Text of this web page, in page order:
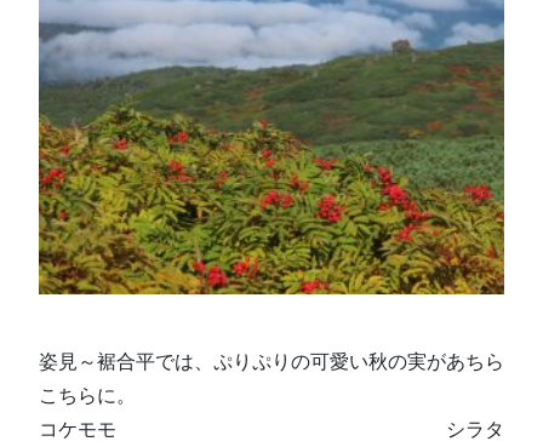
姿見～裾合平では、ぷりぷりの可愛い秋の実があちら
こちらに。
コケモモ シラタ